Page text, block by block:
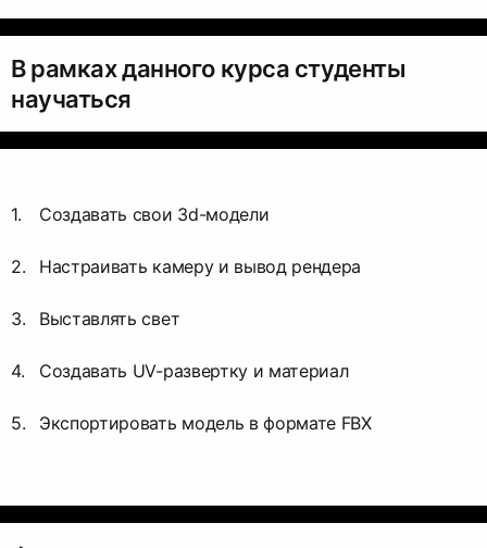
В рамках данного курса студенты
научаться
Создавать свои 3d-модели
Настраивать камеру и вывод рендера
Выставлять свет
Создавать UV-развертку и материал
Экспортировать модель в формате FBX